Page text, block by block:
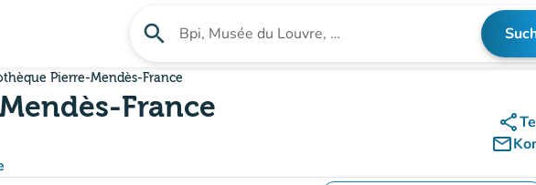
search Suche nach einer Einrichtung
Pierre-Mendès-France
France share
mail_outline